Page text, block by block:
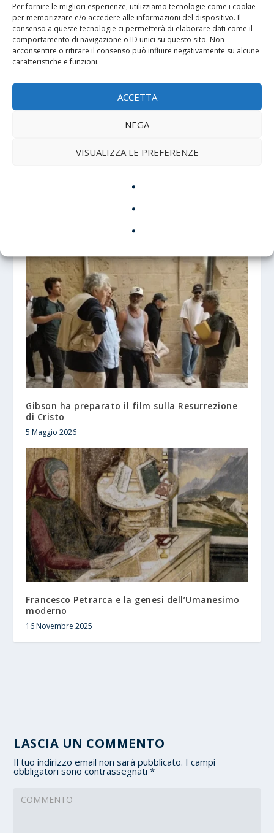
Per fornire le migliori esperienze, utilizziamo tecnologie come i cookie
per memorizzare e/o accedere alle informazioni del dispositivo. Il
consenso a queste tecnologie ci permetterà di elaborare dati come il
comportamento di navigazione o ID unici su questo sito. Non
acconsentire o ritirare il consenso può influire negativamente su alcune
caratteristiche e funzioni.
ACCETTA
NEGA
VISUALIZZA LE PREFERENZE
John Locke e David Hume: il liberalismo e la
tutela delle libertà nello stato di diritto.
24 Agosto 2024
Alcuni giovani pensano che l’uomo sia come
Gibson ha preparato il film sulla Resurrezione
di Cristo
5 Maggio 2026
Francesco Petrarca e la genesi dell’Umanesimo
moderno
16 Novembre 2025
LASCIA UN COMMENTO
Il tuo indirizzo email non sarà pubblicato. I campi
obbligatori sono contrassegnati*